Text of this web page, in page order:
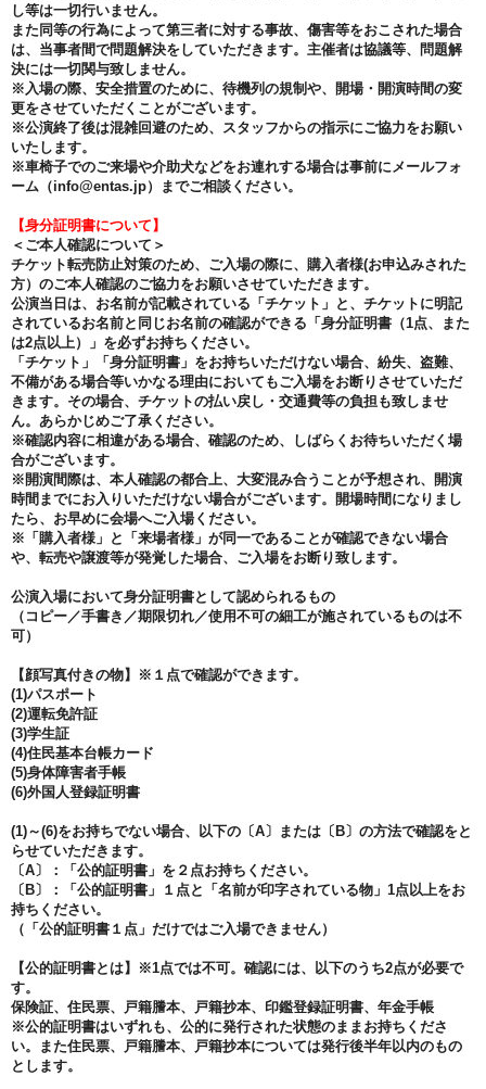
し等は一切行いません。
また同等の行為によって第三者に対する事故、傷害等をおこされた場合
は、当事者間で問題解決をしていただきます。主催者は協議等、問題解
決には一切関与致しません。
※入場の際、安全措置のために、待機列の規制や、開場・開演時間の変
更をさせていただくことがございます。
※公演終了後は混雑回避のため、スタッフからの指示にご協力をお願い
いたします。
※車椅子でのご来場や介助犬などをお連れする場合は事前にメールフォ
ーム（info@entas.jp）までご相談ください。
【身分証明書について】
＜ご本人確認について＞
チケット転売防止対策のため、ご入場の際に、購入者様(お申込みされた
方）のご本人確認のご協力をお願いさせていただきます。
公演当日は、お名前が記載されている「チケット」と、チケットに明記
されているお名前と同じお名前の確認ができる「身分証明書（1点、また
は2点以上）」を必ずお持ちください。
「チケット」「身分証明書」をお持ちいただけない場合、紛失、盗難、
不備がある場合等いかなる理由においてもご入場をお断りさせていただ
きます。その場合、チケットの払い戻し・交通費等の負担も致しませ
ん。あらかじめご了承ください。
※確認内容に相違がある場合、確認のため、しばらくお待ちいただく場
合がございます。
※開演間際は、本人確認の都合上、大変混み合うことが予想され、開演
時間までにお入りいただけない場合がございます。開場時間になりまし
たら、お早めに会場へご入場ください。
※「購入者様」と「来場者様」が同一であることが確認できない場合
や、転売や譲渡等が発覚した場合、ご入場をお断り致します。
公演入場において身分証明書として認められるもの
（コピー／手書き／期限切れ／使用不可の細工が施されているものは不
可）
【顔写真付きの物】※１点で確認ができます。
(1)パスポート
(2)運転免許証
(3)学生証
(4)住民基本台帳カード
(5)身体障害者手帳
(6)外国人登録証明書
(1)～(6)をお持ちでない場合、以下の〔A〕または〔B〕の方法で確認をと
らせていただきます。
〔A〕：「公的証明書」を２点お持ちください。
〔B〕：「公的証明書」１点と「名前が印字されている物」1点以上をお
持ちください。
（「公的証明書１点」だけではご入場できません）
【公的証明書とは】※1点では不可。確認には、以下のうち2点が必要で
す。
保険証、住民票、戸籍謄本、戸籍抄本、印鑑登録証明書、年金手帳
※公的証明書はいずれも、公的に発行された状態のままお持ちくださ
い。また住民票、戸籍謄本、戸籍抄本については発行後半年以内のもの
とします。